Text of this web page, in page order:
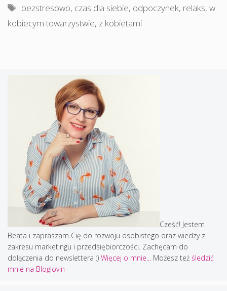
Tagi
bezstresowo, czas dla siebie, odpoczynek, relaks,w
kobiecym towarzystwie, z kobietami
Cześć! Jestem
Beata i zapraszam Cię do rozwoju osobistego oraz wiedzy z
zakresu marketingu i przedsiębiorczości. Zachęcam do
dołączenia do newslettera :) Więcej o mnie... Możesz też śledzić
mnie na Bloglovin